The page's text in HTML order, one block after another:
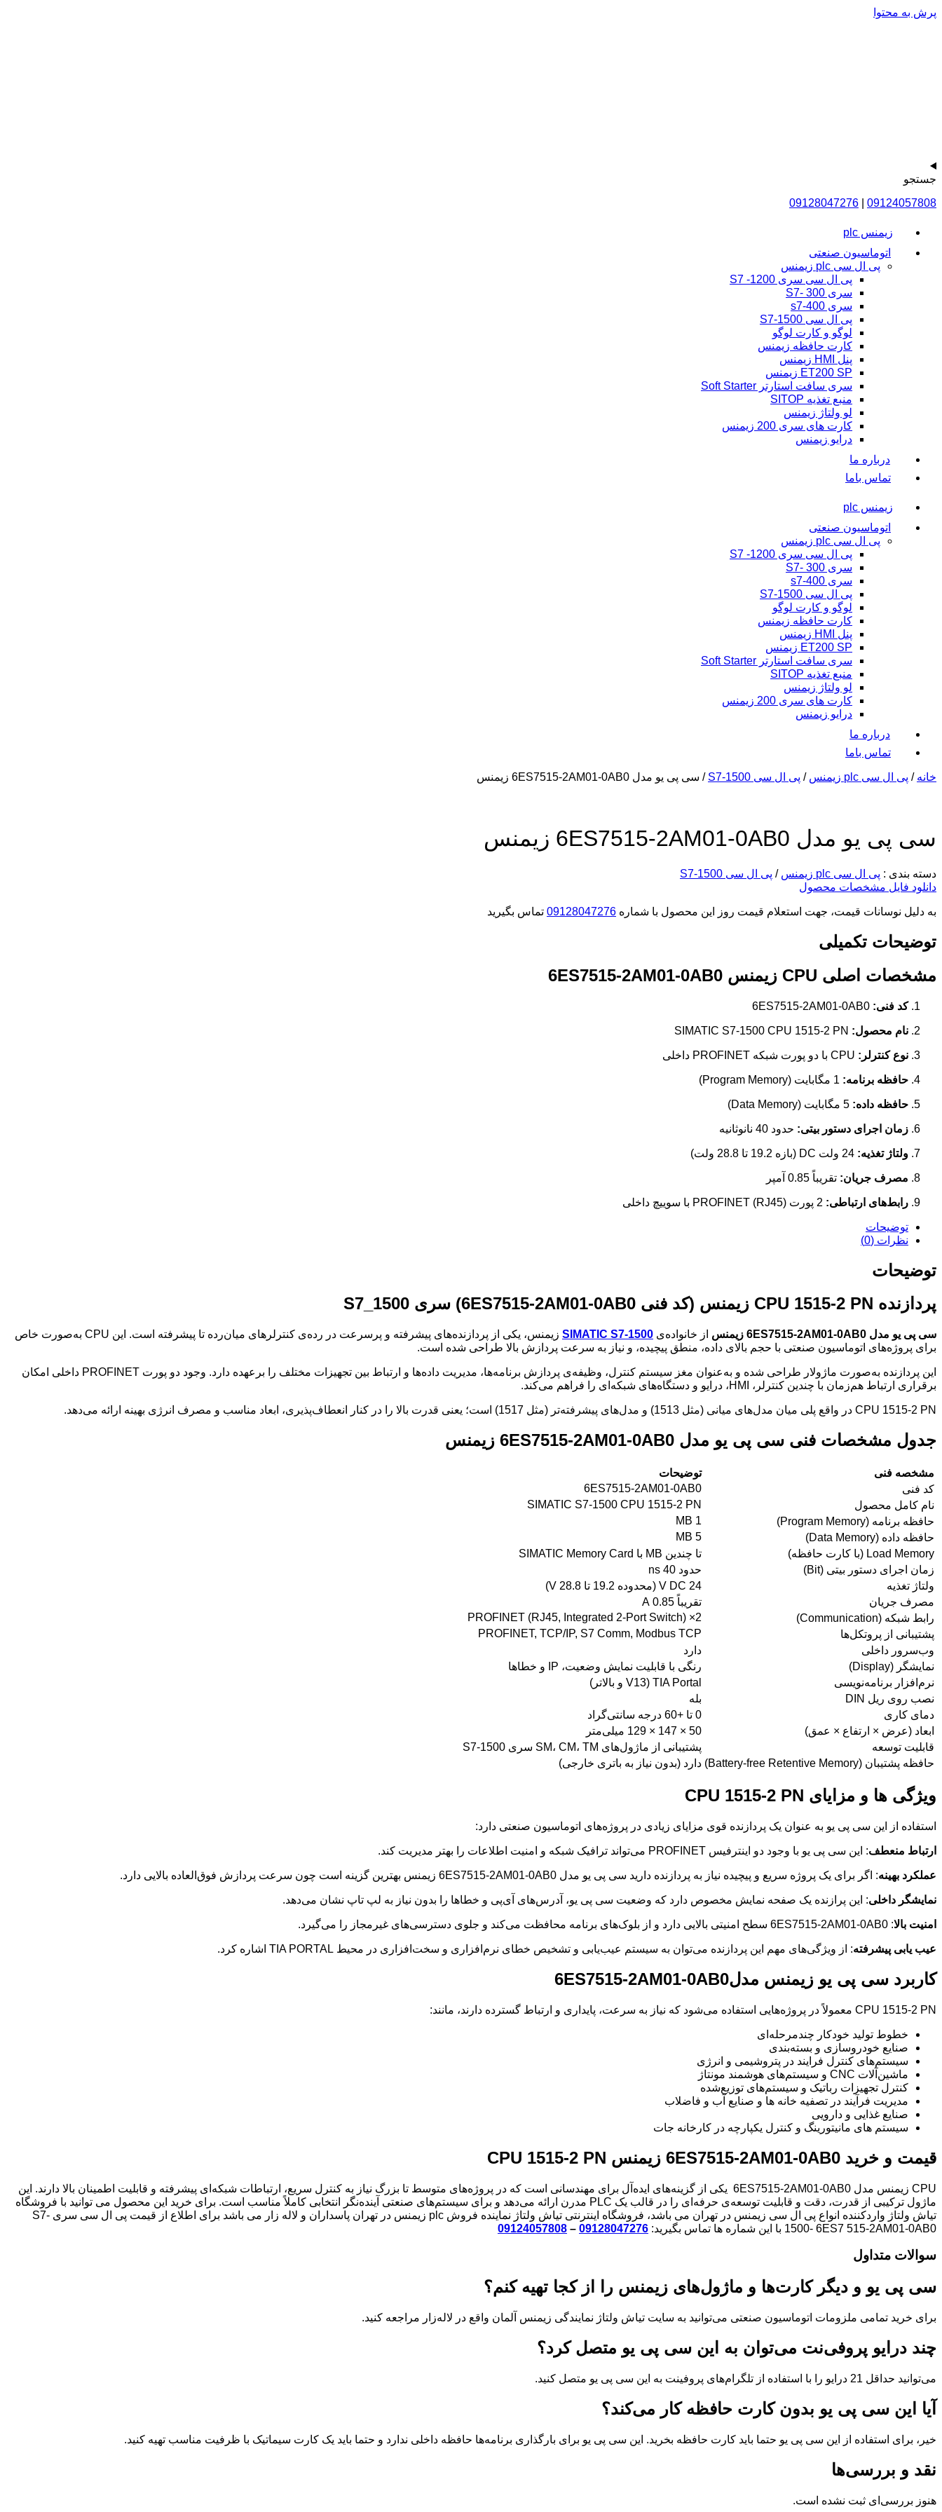
پرش به محتوا
جستجو
09124057808
09128047276
زیمنس plc
اتوماسیون صنعتی
پی ال سی plc زیمنس
پی ال سی سری 1200- S7
سری 300 -S7
سری s7-400
پی ال سی S7-1500
لوگو و کارت لوگو
کارت حافظه زیمنس
پنل HMI زیمنس
ET200 SP زیمنس
سری سافت استارتر Soft Starter
منبع تغذیه SITOP
لو ولتاژ زیمنس
کارت های سری 200 زیمنس
درایو زیمنس
درباره ما
تماس باما
زیمنس plc
اتوماسیون صنعتی
پی ال سی plc زیمنس
پی ال سی سری 1200- S7
سری 300 -S7
سری s7-400
پی ال سی S7-1500
لوگو و کارت لوگو
کارت حافظه زیمنس
پنل HMI زیمنس
ET200 SP زیمنس
سری سافت استارتر Soft Starter
منبع تغذیه SITOP
لو ولتاژ زیمنس
کارت های سری 200 زیمنس
درایو زیمنس
درباره ما
تماس باما
خانه / پی ال سی plc زیمنس / پی ال سی S7-1500 / سی پی یو مدل 6ES7515-2AM01-0AB0 زیمنس
سی پی یو مدل 6ES7515-2AM01-0AB0 زیمنس
دسته بندی : پی ال سی plc زیمنس / پی ال سی S7-1500
دانلود فایل مشخصات محصول
به دلیل نوسانات قیمت، جهت استعلام قیمت روز این محصول با شماره 09128047276 تماس بگیرید
توضیحات تکمیلی
مشخصات اصلی CPU زیمنس 6ES7515-2AM01-0AB0
کد فنی:
نام محصول:
نوع کنترلر:
حافظه برنامه:
حافظه داده:
زمان اجرای دستور بیتی: حدود 40 نانوثانیه
ولتاژ تغذیه:
مصرف جریان: تقریباً 0.85 آمپر
رابط‌های ارتباطی:
توضیحات
نظرات (0)
توضیحات
پردازنده
زیمنس (کد فنی 6 ES7515-2AM01-0AB0) سری S7_1500
سی پی یو مدل 6ES7515-2AM01-0AB0 زیمنس از خانواده‌ی SIMATIC S7-1500
زیمنس، یکی از پردازنده‌های پیشرفته و پرسرعت در رده‌ی کنترلرهای میان‌رده تا پیشرفته است. این CPU به‌صورت خاص
برای پروژه‌های اتوماسیون صنعتی با حجم بالای داده، منطق پیچیده، و نیاز به سرعت پردازش بالا طراحی شده است.
این پردازنده به‌صورت ماژولار طراحی شده و به‌عنوان مغز سیستم کنترل، وظیفه‌ی پردازش برنامه‌ها، مدیریت داده‌ها و ارتباط بین تجهیزات مختلف را برعهده دارد. وجود دو پورت PROFINET داخلی امکان
برقراری ارتباط هم‌زمان با چندین کنترلر، HMI، درایو و دستگاه‌های شبکه‌ای را فراهم می‌کند.
CPU 1515-2 PN در واقع پلی میان مدل‌های میانی (مثل 1513) و مدل‌های پیشرفته‌تر (مثل 1517) است؛ یعنی قدرت بالا را در کنار انعطاف‌پذیری، ابعاد مناسب و مصرف انرژی بهینه ارائه می‌دهد.
جدول مشخصات فنی سی پی یو مدل 6ES7515-2AM01-0AB0 زیمنس
مشخصه فنی
توضیحات
کد فنی
6ES7515-2AM01-0AB0
نام کامل محصول
SIMATIC S7-1500 CPU 1515-2 PN
حافظه برنامه (Program Memory)
1 MB
حافظه داده (Data Memory)
5 MB
Load Memory (با کارت حافظه)
تا چندین MB با SIMATIC Memory Card
زمان اجرای دستور بیتی (Bit)
حدود 40 ns
ولتاژ تغذیه
24 V DC (محدوده 19.2 تا 28.8 V)
مصرف جریان
تقریباً 0.85 A
رابط شبکه (Communication)
2× PROFINET (RJ45, Integrated 2-Port Switch)
پشتیبانی از پروتکل‌ها
PROFINET, TCP/IP, S7 Comm, Modbus TCP
وب‌سرور داخلی
دارد
نمایشگر (Display)
رنگی با قابلیت نمایش وضعیت، IP و خطاها
نرم‌افزار برنامه‌نویسی
TIA Portal (V13 و بالاتر)
نصب روی ریل DIN
بله
دمای کاری
0 تا +60 درجه سانتی‌گراد
ابعاد (عرض × ارتفاع × عمق)
50 × 147 × 129 میلی‌متر
قابلیت توسعه
پشتیبانی از ماژول‌های SM، CM، TM سری S7-1500
حافظه پشتیبان (Battery-free Retentive Memory)
دارد (بدون نیاز به باتری خارجی)
ویژگی ها و مزایای CPU 1515-2 PN
استفاده از این سی پی یو به عنوان یک پردازنده قوی مزایای زیادی در پروژه‌های اتوماسیون صنعتی دارد:
ارتباط منعطف: این سی پی یو با وجود دو اینترفیس PROFINET می‌تواند ترافیک شبکه و امنیت اطلاعات را بهتر مدیریت کند.
عملکرد بهینه: اگر برای یک پروژه سریع و پیچیده نیاز به پردازنده دارید سی پی یو مدل 6ES7515-2AM01-0AB0 زیمنس بهترین گزینه است چون سرعت پردازش فوق‌العاده بالایی دارد.
نمایشگر داخلی: این پرازنده یک صفحه نمایش مخصوص دارد که وضعیت سی پی یو، آدرس‌های آی‌پی و خطاها را بدون نیاز به لپ تاپ نشان می‌دهد.
امنیت بالا: 6ES7515-2AM01-0AB0 سطح امنیتی بالایی دارد و از بلوک‌های برنامه محافظت می‌کند و جلوی دسترسی‌های غیرمجاز را می‌گیرد.
عیب یابی پیشرفته: از ویژگی‌های مهم این پردازنده می‌توان به سیستم عیب‌یابی و تشخیص خطای نرم‌افزاری و سخت‌افزاری در محیط TIA PORTAL اشاره کرد.
کاربرد سی پی یو زیمنس مدل6ES7515-2AM01-0AB0
CPU 1515-2 PN معمولاً در پروژه‌هایی استفاده می‌شود که نیاز به سرعت، پایداری و ارتباط گسترده دارند، مانند:
خطوط تولید خودکار چندمرحله‌ای
صنایع خودروسازی و بسته‌بندی
سیستم‌های کنترل فرایند در پتروشیمی و انرژی
ماشین‌آلات CNC و سیستم‌های هوشمند مونتاژ
کنترل تجهیزات رباتیک و سیستم‌های توزیع‌شده
مدیریت فرآیند در تصفیه خانه ها و صنایع آب و فاضلاب
صنایع غذایی و دارویی
سیستم های مانیتورینگ و کنترل یکپارچه در کارخانه جات
قیمت و خرید 6ES7515-2AM01-0AB0 زیمنس CPU 1515-2 PN
CPU زیمنس مدل 6ES7515-2AM01-0AB0 یکی از گزینه‌های ایده‌آل برای مهندسانی است که در پروژه‌های متوسط تا بزرگ نیاز به کنترل سریع، ارتباطات شبکه‌ای پیشرفته و قابلیت اطمینان بالا دارند. این
ماژول ترکیبی از قدرت، دقت و قابلیت توسعه‌ی حرفه‌ای را در قالب یک PLC مدرن ارائه می‌دهد و برای سیستم‌های صنعتی آینده‌نگر انتخابی کاملاً مناسب است. برای خرید این محصول می توانید با فروشگاه
تیاش ولتاژ واردکننده انواع پی ال سی زیمنس در تهران می باشد، فروشگاه اینترنتی تیاش ولتاژ نماینده فروش plc زیمنس در تهران پاسداران و لاله زار می باشد برای اطلاع از قیمت پی ال سی سری S7-
1500- 6ES7 515-2AM01-0AB0 با این شماره ها تماس بگیرید:
09128047276
–
09124057808
سوالات متداول
سی پی یو و دیگر کارت‌ها و ماژول‌های زیمنس را از کجا تهیه کنم؟
برای خرید تمامی ملزومات اتوماسیون صنعتی می‌توانید به سایت تیاش ولتاژ نمایندگی زیمنس آلمان واقع در لاله‌زار مراجعه کنید.
چند درایو پروفی‌نت می‌توان به این سی پی یو متصل کرد؟
می‌توانید حداقل 21 درایو را با استفاده از تلگرام‌های پروفینت به این سی پی یو متصل کنید.
آیا این سی پی یو بدون کارت حافظه کار می‌کند؟
خیر، برای استفاده از این سی پی یو حتما باید کارت حافظه بخرید. این سی پی یو برای بارگذاری برنامه‌ها حافظه داخلی ندارد و حتما باید یک کارت سیماتیک با ظرفیت مناسب تهیه کنید.
نقد و بررسی‌ها
هنوز بررسی‌ای ثبت نشده است.